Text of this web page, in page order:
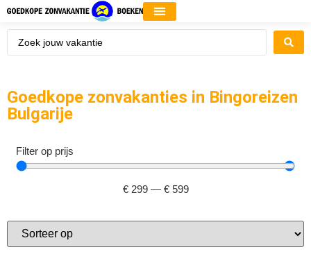
Goedkope zonvakanties in Bingoreizen
Bulgarije
Filter op prijs
€ 299 — € 599